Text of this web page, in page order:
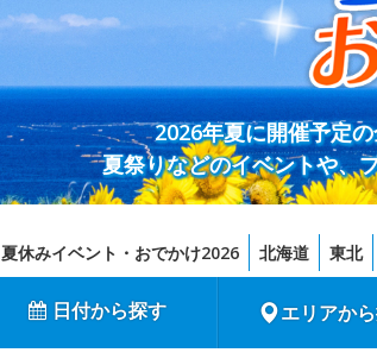
2026年夏に開催予定
夏祭りなどのイベントや、
夏休みイベント・おでかけ2026 北海道 東北
日付から探す エリアか